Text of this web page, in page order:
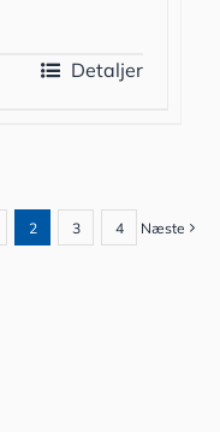
Detaljer
2 3 4 Næste